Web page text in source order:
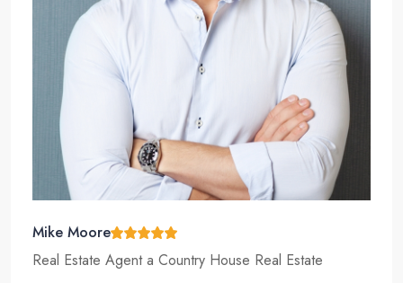
Mike Moore
Real Estate Agenta Country House Real Estate